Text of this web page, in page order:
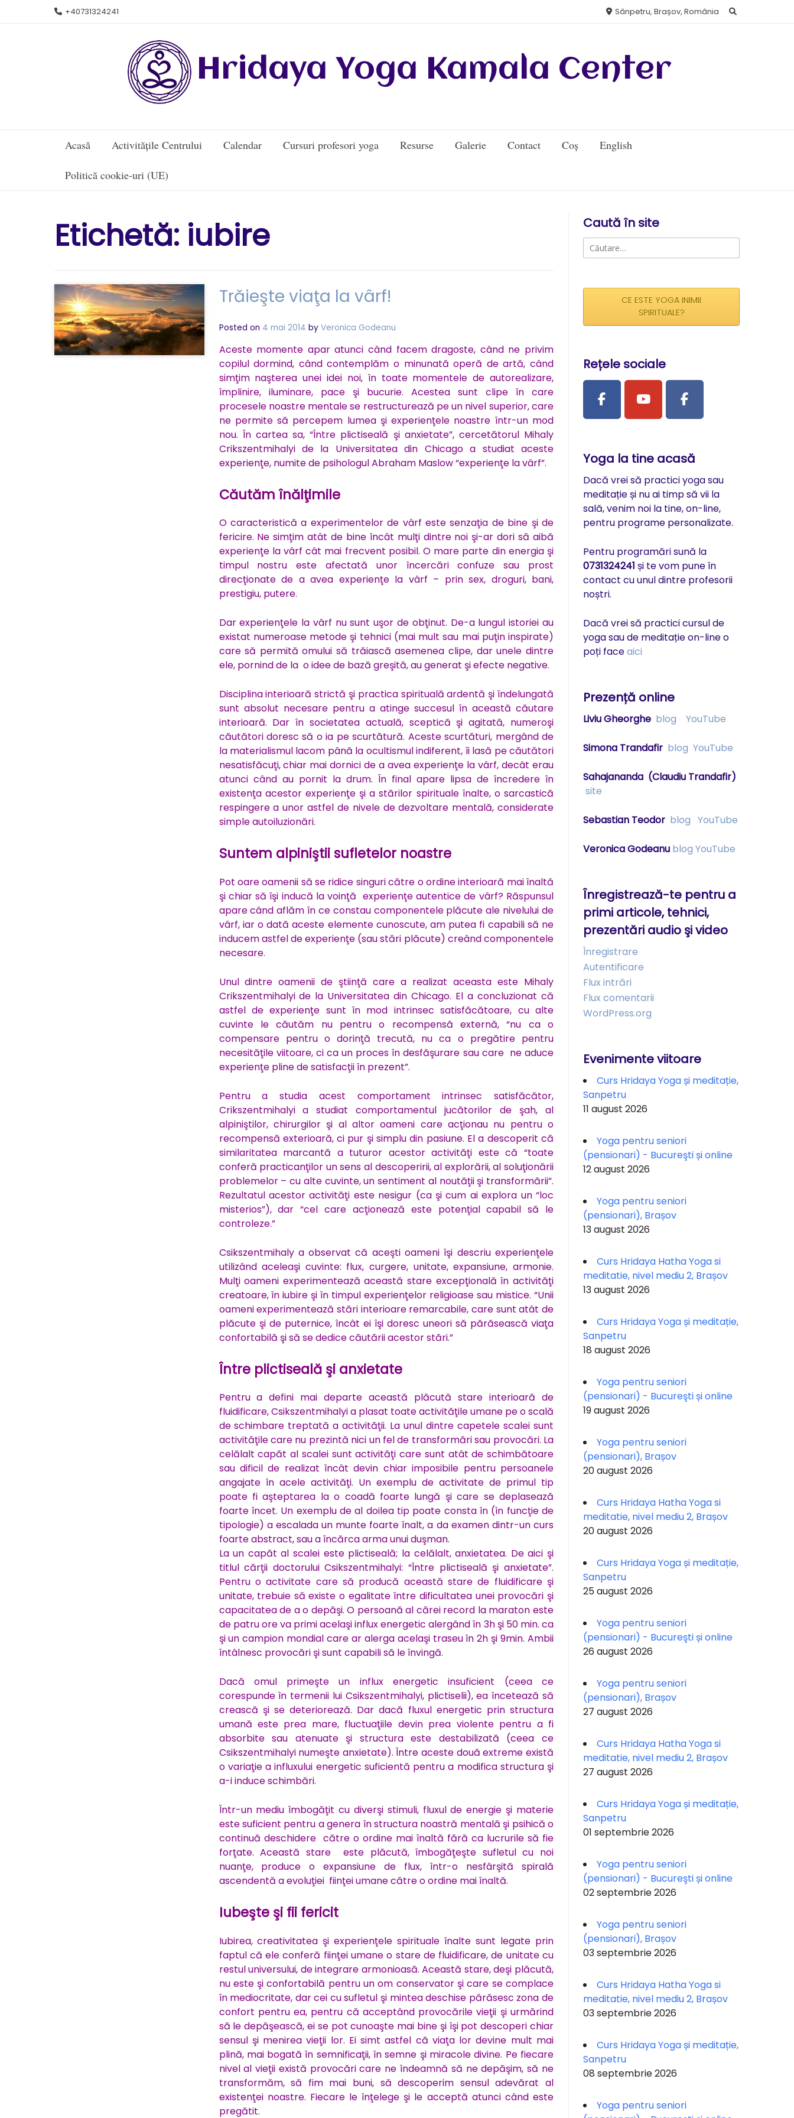
+40731324241 Sânpetru, Brașov, România
Hridaya Yoga Kamala Center
Acasă Activitățile Centrului Calendar Cursuri profesori yoga Resurse Galerie Contact Coș English
Politică cookie-uri (UE)
Etichetă: iubire
Trăieşte viaţa la vârf!
Posted on 4 mai 2014 by Veronica Godeanu
Aceste momente apar atunci când facem dragoste, când ne privim
copilul dormind, când contemplăm o minunată operă de artă, când
simţim naşterea unei idei noi, în toate momentele de autorealizare,
împlinire, iluminare, pace şi bucurie. Acestea sunt clipe în care
procesele noastre mentale se restructurează pe un nivel superior, care
ne permite să percepem lumea şi experienţele noastre într-un mod
nou. În cartea sa, “Între plictiseală şi anxietate”, cercetătorul Mihaly
Crikszentmihalyi de la Universitatea din Chicago a studiat aceste
experienţe, numite de psihologul Abraham Maslow “experienţe la vârf”.
Căutăm înălţimile
O caracteristică a experimentelor de vârf este senzaţia de bine şi de
fericire. Ne simţim atât de bine încât mulţi dintre noi şi-ar dori să aibă
experienţe la vârf cât mai frecvent posibil. O mare parte din energia şi
timpul nostru este afectată unor încercări confuze sau prost
direcţionate de a avea experienţe la vârf – prin sex, droguri, bani,
prestigiu, putere.
Dar experienţele la vârf nu sunt uşor de obţinut. De-a lungul istoriei au
existat numeroase metode şi tehnici (mai mult sau mai puţin inspirate)
care să permită omului să trăiască asemenea clipe, dar unele dintre
ele, pornind de la o idee de bază greşită, au generat şi efecte negative.
Disciplina interioară strictă şi practica spirituală ardentă şi îndelungată
sunt absolut necesare pentru a atinge succesul în această căutare
interioară. Dar în societatea actuală, sceptică şi agitată, numeroşi
căutători doresc să o ia pe scurtătură. Aceste scurtături, mergând de
la materialismul lacom până la ocultismul indiferent, îi lasă pe căutători
nesatisfăcuţi, chiar mai dornici de a avea experienţe la vârf, decât erau
atunci când au pornit la drum. În final apare lipsa de încredere în
existenţa acestor experienţe şi a stărilor spirituale înalte, o sarcastică
respingere a unor astfel de nivele de dezvoltare mentală, considerate
simple autoiluzionări.
Suntem alpiniştii sufletelor noastre
Pot oare oamenii să se ridice singuri către o ordine interioară mai înaltă
şi chiar să îşi inducă la voinţă experienţe autentice de vârf? Răspunsul
apare când aflăm în ce constau componentele plăcute ale nivelului de
vârf, iar o dată aceste elemente cunoscute, am putea fi capabili să ne
inducem astfel de experienţe (sau stări plăcute) creând componentele
necesare.
Unul dintre oamenii de ştiinţă care a realizat aceasta este Mihaly
Crikszentmihalyi de la Universitatea din Chicago. El a concluzionat că
astfel de experienţe sunt în mod intrinsec satisfăcătoare, cu alte
cuvinte le căutăm nu pentru o recompensă externă, “nu ca o
compensare pentru o dorinţă trecută, nu ca o pregătire pentru
necesităţile viitoare, ci ca un proces în desfăşurare sau care ne aduce
experienţe pline de satisfacţii în prezent”.
Pentru a studia acest comportament intrinsec satisfăcător,
Crikszentmihalyi a studiat comportamentul jucătorilor de şah, al
alpiniştilor, chirurgilor şi al altor oameni care acţionau nu pentru o
recompensă exterioară, ci pur şi simplu din pasiune. El a descoperit că
similaritatea marcantă a tuturor acestor activităţi este că “toate
conferă practicanţilor un sens al descoperirii, al explorării, al soluţionării
problemelor – cu alte cuvinte, un sentiment al noutăţii şi transformării”.
Rezultatul acestor activităţi este nesigur (ca şi cum ai explora un “loc
misterios”), dar “cel care acţionează este potenţial capabil să le
controleze.”
Csikszentmihaly a observat că aceşti oameni îşi descriu experienţele
utilizând aceleaşi cuvinte: flux, curgere, unitate, expansiune, armonie.
Mulţi oameni experimentează această stare excepţională în activităţi
creatoare, în iubire şi în timpul experienţelor religioase sau mistice. “Unii
oameni experimentează stări interioare remarcabile, care sunt atât de
plăcute şi de puternice, încât ei îşi doresc uneori să părăsească viaţa
confortabilă şi să se dedice căutării acestor stări.”
Între plictiseală şi anxietate
Pentru a defini mai departe această plăcută stare interioară de
fluidificare, Csikszentmihalyi a plasat toate activităţile umane pe o scală
de schimbare treptată a activităţii. La unul dintre capetele scalei sunt
activităţile care nu prezintă nici un fel de transformări sau provocări. La
celălalt capăt al scalei sunt activităţi care sunt atât de schimbătoare
sau dificil de realizat încât devin chiar imposibile pentru persoanele
angajate în acele activităţi. Un exemplu de activitate de primul tip
poate fi aşteptarea la o coadă foarte lungă şi care se deplasează
foarte încet. Un exemplu de al doilea tip poate consta în (în funcţie de
tipologie) a escalada un munte foarte înalt, a da examen dintr-un curs
foarte abstract, sau a încărca arma unui duşman.
La un capăt al scalei este plictiseală; la celălalt, anxietatea. De aici şi
titlul cărţii doctorului Csikszentmihalyi: “Între plictiseală şi anxietate”.
Pentru o activitate care să producă această stare de fluidificare şi
unitate, trebuie să existe o egalitate între dificultatea unei provocări şi
capacitatea de a o depăşi. O persoană al cărei record la maraton este
de patru ore va primi acelaşi influx energetic alergând în 3h şi 50 min. ca
şi un campion mondial care ar alerga acelaşi traseu în 2h şi 9min. Ambii
întâlnesc provocări şi sunt capabili să le învingă.
Dacă omul primeşte un influx energetic insuficient (ceea ce
corespunde în termenii lui Csikszentmihalyi, plictiselii), ea încetează să
crească şi se deteriorează. Dar dacă fluxul energetic prin structura
umană este prea mare, fluctuaţiile devin prea violente pentru a fi
absorbite sau atenuate şi structura este destabilizată (ceea ce
Csikszentmihalyi numeşte anxietate). Între aceste două extreme există
o variaţie a influxului energetic suficientă pentru a modifica structura şi
a-i induce schimbări.
Într-un mediu îmbogăţit cu diverşi stimuli, fluxul de energie şi materie
este suficient pentru a genera în structura noastră mentală şi psihică o
continuă deschidere către o ordine mai înaltă fără ca lucrurile să fie
forţate. Această stare este plăcută, îmbogăţeşte sufletul cu noi
nuanţe, produce o expansiune de flux, într-o nesfârşită spirală
ascendentă a evoluţiei fiinţei umane către o ordine mai înaltă.
Iubeşte şi fii fericit
Iubirea, creativitatea şi experienţele spirituale înalte sunt legate prin
faptul că ele conferă fiinţei umane o stare de fluidificare, de unitate cu
restul universului, de integrare armonioasă. Această stare, deşi plăcută,
nu este şi confortabilă pentru un om conservator şi care se complace
în mediocritate, dar cei cu sufletul şi mintea deschise părăsesc zona de
confort pentru ea, pentru că acceptând provocările vieţii şi urmărind
să le depăşească, ei se pot cunoaşte mai bine şi îşi pot descoperi chiar
sensul şi menirea vieţii lor. Ei simt astfel că viaţa lor devine mult mai
plină, mai bogată în semnificaţii, în semne şi miracole divine. Pe fiecare
nivel al vieţii există provocări care ne îndeamnă să ne depăşim, să ne
transformăm, să fim mai buni, să descoperim sensul adevărat al
existenţei noastre. Fiecare le înţelege şi le acceptă atunci când este
pregătit.
Caută în site
Caută
după:
CE ESTE YOGA INIMII
SPIRITUALE?
Rețele sociale
Yoga la tine acasă
Dacă vrei să practici yoga sau
meditație și nu ai timp să vii la
sală, venim noi la tine, on-line,
pentru programe personalizate.
Pentru programări sună la
0731324241 și te vom pune în
contact cu unul dintre profesorii
noștri.
Dacă vrei să practici cursul de
yoga sau de meditație on-line o
poți faceaici
Prezență online
Liviu Gheorghe blog YouTube
Simona Trandafir blog YouTube
Sahajananda (Claudiu Trandafir)
site
Sebastian Teodor blog YouTube
Veronica Godeanu blog YouTube
Înregistrează-te pentru a
primi articole, tehnici,
prezentări audio şi video
Înregistrare
Autentificare
Flux intrări
Flux comentarii
WordPress.org
Evenimente viitoare
Curs Hridaya Yoga și meditație,
Sanpetru
11 august 2026
Yoga pentru seniori
(pensionari) - Bucureşti și online
12 august 2026
Yoga pentru seniori
(pensionari), Brașov
13 august 2026
Curs Hridaya Hatha Yoga si
meditatie, nivel mediu 2, Brașov
13 august 2026
Curs Hridaya Yoga și meditație,
Sanpetru
18 august 2026
Yoga pentru seniori
(pensionari) - Bucureşti și online
19 august 2026
Yoga pentru seniori
(pensionari), Brașov
20 august 2026
Curs Hridaya Hatha Yoga si
meditatie, nivel mediu 2, Brașov
20 august 2026
Curs Hridaya Yoga și meditație,
Sanpetru
25 august 2026
Yoga pentru seniori
(pensionari) - Bucureşti și online
26 august 2026
Yoga pentru seniori
(pensionari), Brașov
27 august 2026
Curs Hridaya Hatha Yoga si
meditatie, nivel mediu 2, Brașov
27 august 2026
Curs Hridaya Yoga și meditație,
Sanpetru
01 septembrie 2026
Yoga pentru seniori
(pensionari) - Bucureşti și online
02 septembrie 2026
Yoga pentru seniori
(pensionari), Brașov
03 septembrie 2026
Curs Hridaya Hatha Yoga si
meditatie, nivel mediu 2, Brașov
03 septembrie 2026
Curs Hridaya Yoga și meditație,
Sanpetru
08 septembrie 2026
Yoga pentru seniori